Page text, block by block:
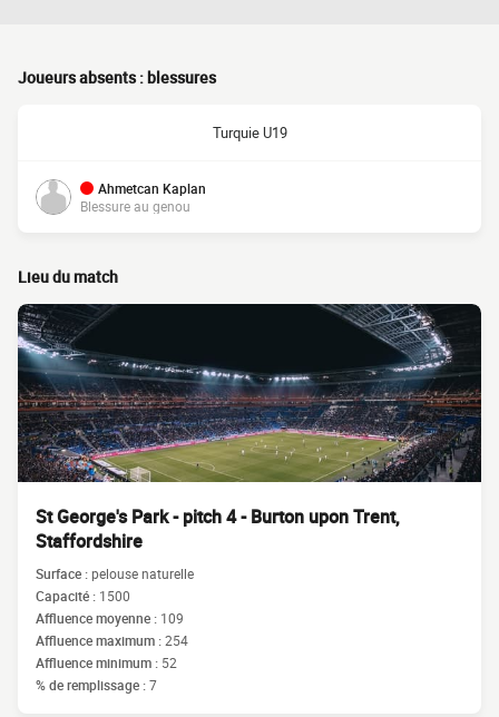
Joueurs absents : blessures
Turquie U19
Ahmetcan Kaplan
Blessure au genou
Lieu du match
St George's Park - pitch 4 - Burton upon Trent,
Staffordshire
Surface :pelouse naturelle
Capacité : 1500
Affluence moyenne : 109
Affluence maximum :254
Affluence minimum : 52
% de remplissage :7